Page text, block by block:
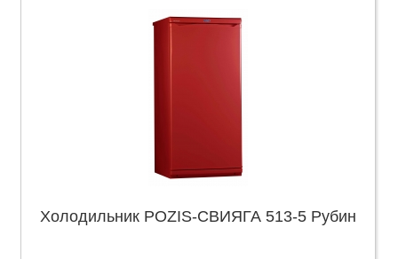
Холодильник POZIS-СВИЯГА 513-5 Рубин